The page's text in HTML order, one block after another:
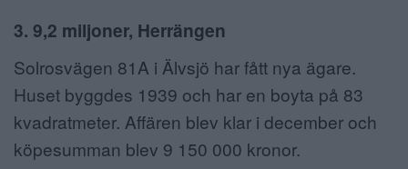
3. 9,2 miljoner, Herrängen
Solrosvägen 81A i Älvsjö har fått nya ägare.
Huset byggdes 1939 och har en boyta på 83
kvadratmeter. Affären blev klar i december och
köpesumman blev 9 150 000 kronor.